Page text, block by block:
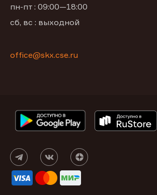
пн-пт : 09:00—18:00
сб, вс : выходной
office@skx.cse.ru